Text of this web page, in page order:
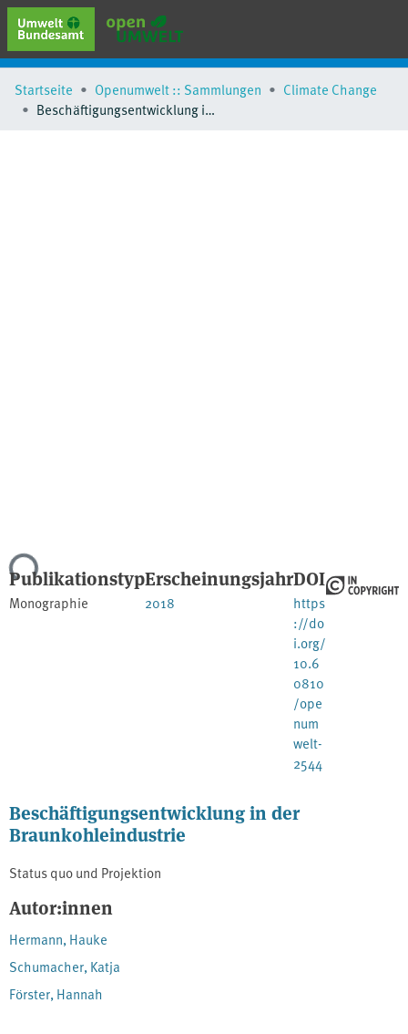
erweiterte Suche
Browse
Startseite Openumwelt :: Sammlungen
Climate Change
Beschäftigungsentwicklung in der Braunkohleindustrie
Publikationstyp
Monographie
Erscheinungsjahr
2018
DOI
https
://do
i.org/
10.6
0810
/ope
num
welt-
2544
Beschäftigungsentwicklung in der
Braunkohleindustrie
Status quo und Projektion
Autor:innen
Hermann, Hauke
Schumacher, Katja
Förster, Hannah